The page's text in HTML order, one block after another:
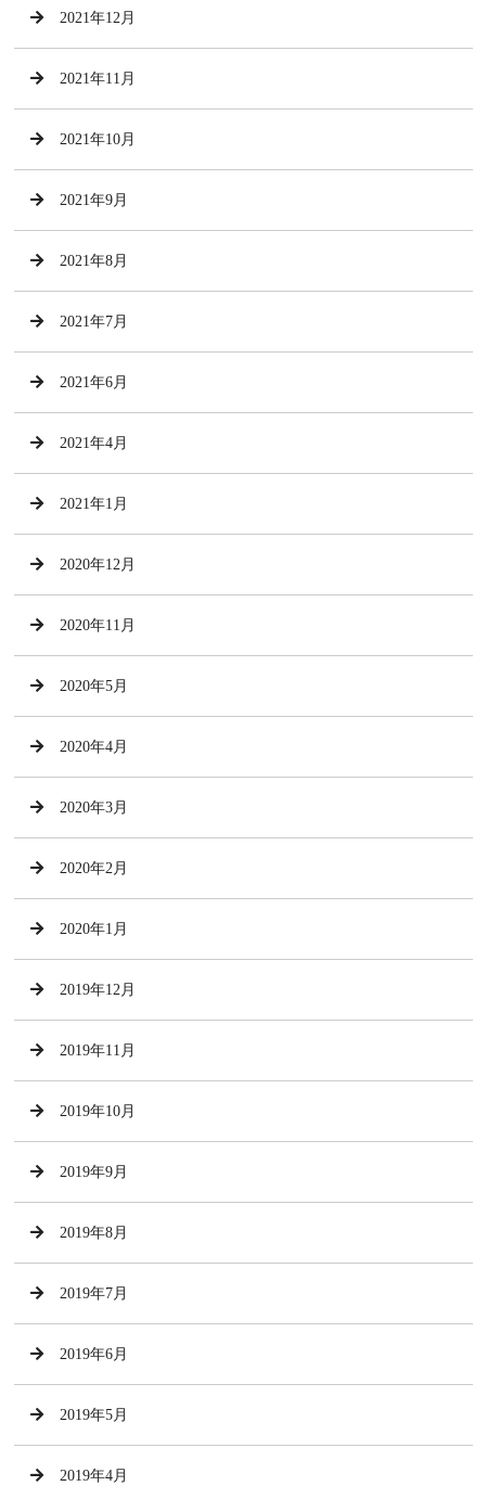
2021年12月
2021年11月
2021年10月
2021年9月
2021年8月
2021年7月
2021年6月
2021年4月
2021年1月
2020年12月
2020年11月
2020年5月
2020年4月
2020年3月
2020年2月
2020年1月
2019年12月
2019年11月
2019年10月
2019年9月
2019年8月
2019年7月
2019年6月
2019年5月
2019年4月